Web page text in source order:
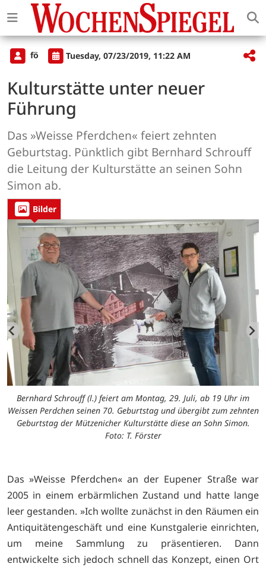
fö Tuesday, 07/23/2019, 11:22 AM
Kulturstätte unter neuer
Führung
Das »Weisse Pferdchen« feiert zehnten
Geburtstag. Pünktlich gibt Bernhard Schrouff
die Leitung der Kulturstätte an seinen Sohn
Simon ab.
Bilder
Bernhard Schrouff (l.) feiert am Montag, 29. Juli, ab 19 Uhr im
Weissen Perdchen seinen 70. Geburtstag und übergibt zum zehnten
Geburtstag der Mützenicher Kulturstätte diese an Sohn Simon.
Foto: T. Förster
Das »Weisse Pferdchen« an der Eupener Straße war
2005 in einem erbärmlichen Zustand und hatte lange
leer gestanden. »Ich wollte zunächst in den Räumen ein
Antiquitätengeschäft und eine Kunstgalerie einrichten,
um meine Sammlung zu präsentieren. Dann
entwickelte sich jedoch schnell das Konzept, einen Ort